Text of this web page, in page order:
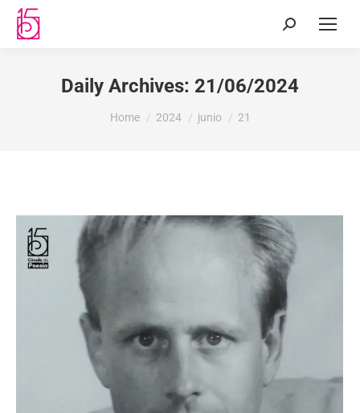
Daily Archives: 21/06/2024
You are here:
Home 2024 junio 21